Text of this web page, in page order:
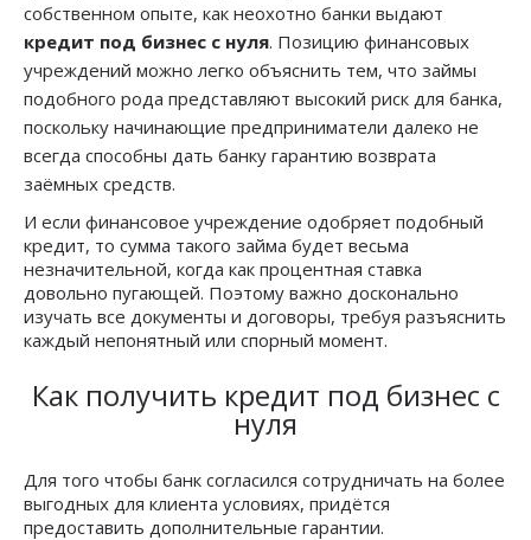
собственном опыте, как неохотно банки выдают
кредит под бизнес с нуля. Позицию финансовых
учреждений можно легко объяснить тем, что займы
подобного рода представляют высокий риск для банка,
поскольку начинающие предприниматели далеко не
всегда способны дать банку гарантию возврата
заёмных средств.
И если финансовое учреждение одобряет подобный
кредит, то сумма такого займа будет весьма
незначительной, когда как процентная ставка
довольно пугающей. Поэтому важно досконально
изучать все документы и договоры, требуя разъяснить
каждый непонятный или спорный момент.
Как получить кредит под бизнес с
нуля
Для того чтобы банк согласился сотрудничать на более
выгодных для клиента условиях, придётся
предоставить дополнительные гарантии.